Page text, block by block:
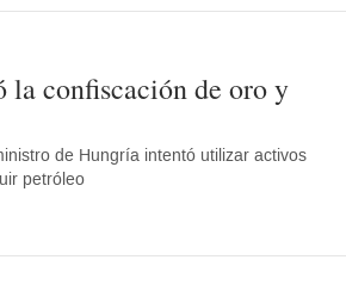
la confiscación de oro y
de Hungría intentó utilizar activos
petróleo